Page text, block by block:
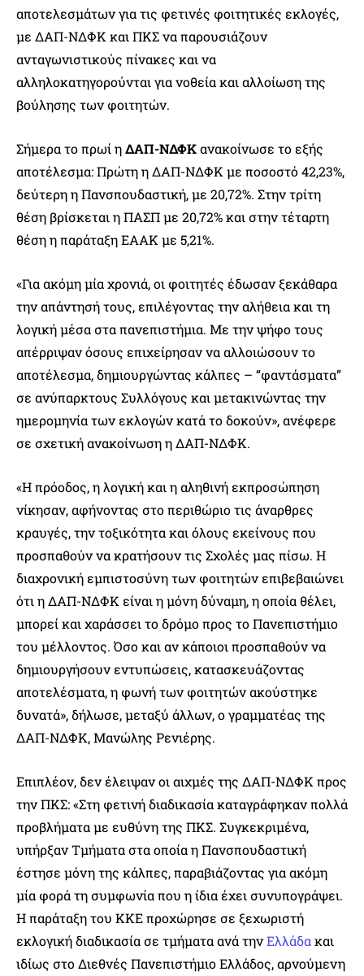
αποτελεσμάτων για τις φετινές φοιτητικές εκλογές,
με ΔΑΠ-ΝΔΦΚ και ΠΚΣ να παρουσιάζουν
ανταγωνιστικούς πίνακες και να
αλληλοκατηγορούνται για νοθεία και αλλοίωση της
βούλησης των φοιτητών.
Σήμερα το πρωί ηΔΑΠ-ΝΔΦΚανακοίνωσε το εξής
αποτέλεσμα: Πρώτη η ΔΑΠ-ΝΔΦΚ με ποσοστό 42,23%,
δεύτερη η Πανσπουδαστική, με 20,72%. Στην τρίτη
θέση βρίσκεται η ΠΑΣΠ με 20,72% και στην τέταρτη
θέση η παράταξη ΕΑΑΚ με 5,21%.
«Για ακόμη μία χρονιά, οι φοιτητές έδωσαν ξεκάθαρα
την απάντησή τους, επιλέγοντας την αλήθεια και τη
λογική μέσα στα πανεπιστήμια. Με την ψήφο τους
απέρριψαν όσους επιχείρησαν να αλλοιώσουν το
αποτέλεσμα, δημιουργώντας κάλπες – “φαντάσματα”
σε ανύπαρκτους Συλλόγους και μετακινώντας την
ημερομηνία των εκλογών κατά το δοκούν», ανέφερε
σε σχετική ανακοίνωση η ΔΑΠ-ΝΔΦΚ.
«Η πρόοδος, η λογική και η αληθινή εκπροσώπηση
νίκησαν, αφήνοντας στο περιθώριο τις άναρθρες
κραυγές, την τοξικότητα και όλους εκείνους που
προσπαθούν να κρατήσουν τις Σχολές μας πίσω. Η
διαχρονική εμπιστοσύνη των φοιτητών επιβεβαιώνει
ότι η ΔΑΠ-ΝΔΦΚ είναι η μόνη δύναμη, η οποία θέλει,
μπορεί και χαράσσει το δρόμο προς το Πανεπιστήμιο
του μέλλοντος. Όσο και αν κάποιοι προσπαθούν να
δημιουργήσουν εντυπώσεις, κατασκευάζοντας
αποτελέσματα, η φωνή των φοιτητών ακούστηκε
δυνατά», δήλωσε, μεταξύ άλλων, ο γραμματέας της
ΔΑΠ-ΝΔΦΚ, Μανώλης Ρενιέρης.
Επιπλέον, δεν έλειψαν οι αιχμές της ΔΑΠ-ΝΔΦΚ προς
την ΠΚΣ: «Στη φετινή διαδικασία καταγράφηκαν πολλά
προβλήματα με ευθύνη της ΠΚΣ. Συγκεκριμένα,
υπήρξαν Τμήματα στα οποία η Πανσπουδαστική
έστησε μόνη της κάλπες, παραβιάζοντας για ακόμη
μία φορά τη συμφωνία που η ίδια έχει συνυπογράψει.
Η παράταξη του ΚΚΕ προχώρησε σε ξεχωριστή
εκλογική διαδικασία σε τμήματα ανά τηνΕλλάδακαι
ιδίως στο Διεθνές Πανεπιστήμιο Ελλάδος, αρνούμενη